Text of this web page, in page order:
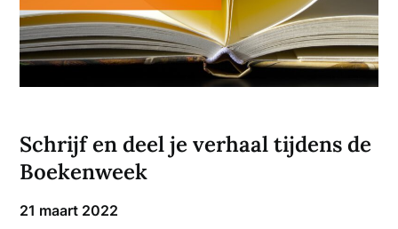
Schrijf en deel je verhaal tijdens de
Boekenweek
21 maart 2022